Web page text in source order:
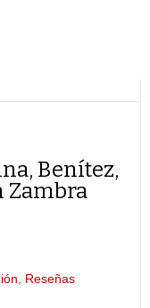
Benítez,
Zambra
Reseñas